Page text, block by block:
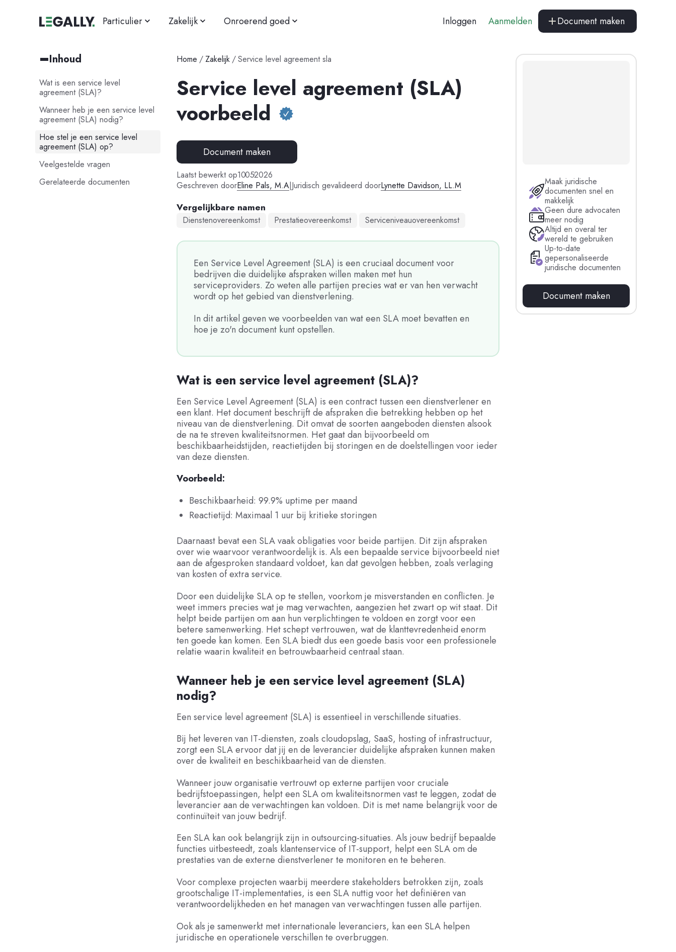
Particulier Zakelijk Onroerend goed Inloggen Aanmelden Document maken
Home / Zakelijk /Service level agreement sla
Service level agreement (SLA)
voorbeeld
Document maken
Laatst bewerkt op10-05-2026
Geschreven doorEline Pals, M.A|Juridisch gevalideerd doorLynette Davidson, LL.M
Vergelijkbare namen
Dienstenovereenkomst Prestatieovereenkomst Serviceniveauovereenkomst
Maak juridische
documenten snel en
makkelijk
Geen dure advocaten
meer nodig
Altijd en overal ter
wereld te gebruiken
Up-to-date
gepersonaliseerde
juridische documenten
Document maken
Een Service Level Agreement (SLA) is een cruciaal document voor
bedrijven die duidelijke afspraken willen maken met hun
serviceproviders. Zo weten alle partijen precies wat er van hen verwacht
wordt op het gebied van dienstverlening.
In dit artikel geven we voorbeelden van wat een SLA moet bevatten en
hoe je zo'n document kunt opstellen.
Inhoud
Wat is een service level
agreement (SLA)?
Wanneer heb je een service level
agreement (SLA) nodig?
Hoe stel je een service level
agreement (SLA) op?
Veelgestelde vragen
Gerelateerde documenten
Wat is een service level agreement (SLA)?
Een Service Level Agreement (SLA) is een contract tussen een dienstverlener en
een klant. Het document beschrijft de afspraken die betrekking hebben op het
niveau van de dienstverlening. Dit omvat de soorten aangeboden diensten alsook
de na te streven kwaliteitsnormen. Het gaat dan bijvoorbeeld om
beschikbaarheidstijden, reactietijden bij storingen en de doelstellingen voor ieder
van deze diensten.
Voorbeeld:
Beschikbaarheid: 99.9% uptime per maand
Reactietijd: Maximaal 1 uur bij kritieke storingen
Daarnaast bevat een SLA vaak obligaties voor beide partijen. Dit zijn afspraken
over wie waarvoor verantwoordelijk is. Als een bepaalde service bijvoorbeeld niet
aan de afgesproken standaard voldoet, kan dat gevolgen hebben, zoals verlaging
van kosten of extra service.
Door een duidelijke SLA op te stellen, voorkom je misverstanden en conflicten. Je
weet immers precies wat je mag verwachten, aangezien het zwart op wit staat. Dit
helpt beide partijen om aan hun verplichtingen te voldoen en zorgt voor een
betere samenwerking. Het schept vertrouwen, wat de klanttevredenheid enorm
ten goede kan komen. Een SLA biedt dus een goede basis voor een professionele
relatie waarin kwaliteit en betrouwbaarheid centraal staan.
Wanneer heb je een service level agreement (SLA)
nodig?
Een service level agreement (SLA) is essentieel in verschillende situaties.
Bij het leveren van IT-diensten, zoals cloudopslag, SaaS, hosting of infrastructuur,
zorgt een SLA ervoor dat jij en de leverancier duidelijke afspraken kunnen maken
over de kwaliteit en beschikbaarheid van de diensten.
Wanneer jouw organisatie vertrouwt op externe partijen voor cruciale
bedrijfstoepassingen, helpt een SLA om kwaliteitsnormen vast te leggen, zodat de
leverancier aan de verwachtingen kan voldoen. Dit is met name belangrijk voor de
continuïteit van jouw bedrijf.
Een SLA kan ook belangrijk zijn in outsourcing-situaties. Als jouw bedrijf bepaalde
functies uitbesteedt, zoals klantenservice of IT-support, helpt een SLA om de
prestaties van de externe dienstverlener te monitoren en te beheren.
Voor complexe projecten waarbij meerdere stakeholders betrokken zijn, zoals
grootschalige IT-implementaties, is een SLA nuttig voor het definiëren van
verantwoordelijkheden en het managen van verwachtingen tussen alle partijen.
Ook als je samenwerkt met internationale leveranciers, kan een SLA helpen
juridische en operationele verschillen te overbruggen.